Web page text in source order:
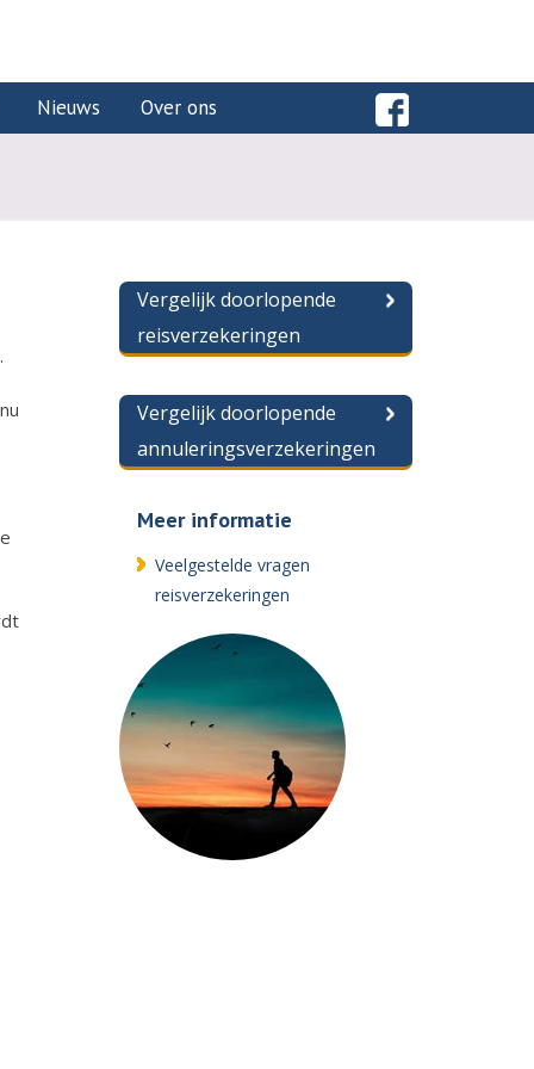
Nieuws Over ons
Vergelijk doorlopende
reisverzekeringen
Vergelijk doorlopende
annuleringsverzekeringen
Meer informatie
Veelgestelde vragen
reisverzekeringen